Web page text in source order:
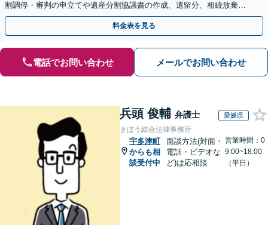
割調停・審判の申立てや遺産分割協議書の作成、遺留分、相続放棄、
遺言書など幅広いご相談に対応【オンライン面談OK】
料金表を見る
電話でお問い合わせ メールでお問い合わせ
兵頭 俊輔 弁護士 愛媛県
きぼう綜合法律事務所
宇多津町
からも相
談受付中
面談方法(対面・
電話・ビデオな
ど)は応相談
営業時間：0
9:00~18:00
（平日）